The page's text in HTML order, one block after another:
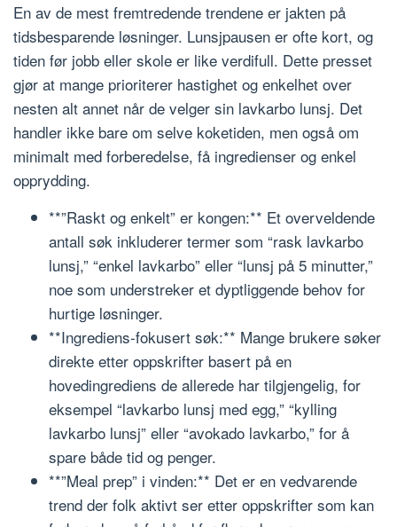
En av de mest fremtredende trendene er jakten på
tidsbesparende løsninger. Lunsjpausen er ofte kort, og
tiden før jobb eller skole er like verdifull. Dette presset
gjør at mange prioriterer hastighet og enkelhet over
nesten alt annet når de velger sin lavkarbo lunsj. Det
handler ikke bare om selve koketiden, men også om
minimalt med forberedelse, få ingredienser og enkel
opprydding.
**”Raskt og enkelt” er kongen:** Et overveldende
antall søk inkluderer termer som “rask lavkarbo
lunsj,” “enkel lavkarbo” eller “lunsj på 5 minutter,”
noe som understreker et dyptliggende behov for
hurtige løsninger.
**Ingrediens-fokusert søk:** Mange brukere søker
direkte etter oppskrifter basert på en
hovedingrediens de allerede har tilgjengelig, for
eksempel “lavkarbo lunsj med egg,” “kylling
lavkarbo lunsj” eller “avokado lavkarbo,” for å
spare både tid og penger.
**”Meal prep” i vinden:** Det er en vedvarende
trend der folk aktivt ser etter oppskrifter som kan